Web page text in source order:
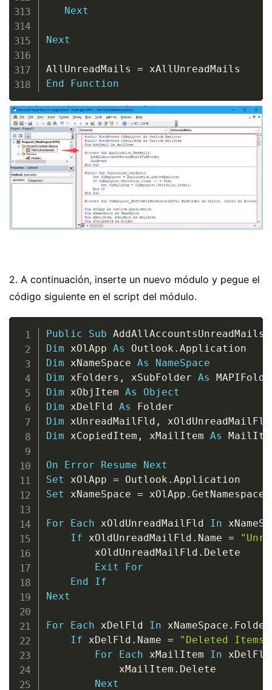
Next
Next
AllUnreadMails =
End
Function
2. A continuación, inserte un nuevo módulo y pegue el
código siguiente en el script del módulo.
Public Sub
Dim xOlApp As Outlook .
Dim xNameSpace As
NameSpace
Dim xFolders , xSubFolder As
Dim xObjItem As
Object
Dim xDelFld As
Dim xUnreadMailFld ,
Dim xCopiedItem , xMailItem As
On Error Resume
Next
Set xOlApp = Outlook .
Set xNameSpace = xOlApp . GetNamespace
For Each xOldUnreadMailFld In
If xOldUnreadMailFld . Name =
        xOldUnreadMailFld
. Delete
Exit
For
End
If
Next
For Each xDelFld In xNameSpace .
If xDelFld . Name =
"Deleted Items"
For
Each xMailItem In xDelFld
            xMailItem
. Delete
Next
Copy